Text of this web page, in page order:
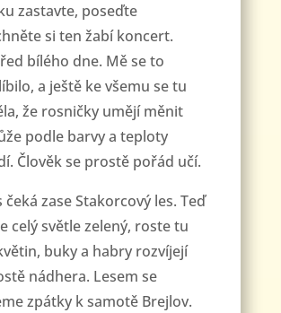
zastavte, poseďte
si ten žabí koncert.
bílého dne. Mě se to
a ještě ke všemu se tu
že rosničky umějí měnit
podle barvy a teploty
Člověk se prostě pořád učí.
čeká zase Stakorcový les. Teď
celý světle zelený, roste tu
buky a habry rozvíjejí
nádhera. Lesem se
zpátky k samotě Brejlov.